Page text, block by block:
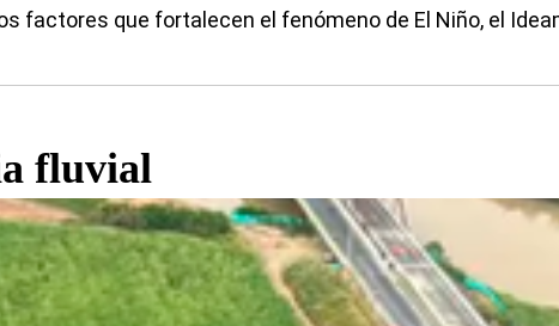
factores que fortalecen el fenómeno de El Niño, el
fluvial